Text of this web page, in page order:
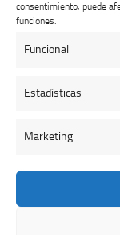
consentimiento, puede
funciones.
Funcional
Estadísticas
Marketing
Colegio Oficial